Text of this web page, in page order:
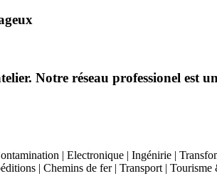
Notre réseau professionel est
| Electronique | Ingénirie |
| Chemins de fer | Transport |